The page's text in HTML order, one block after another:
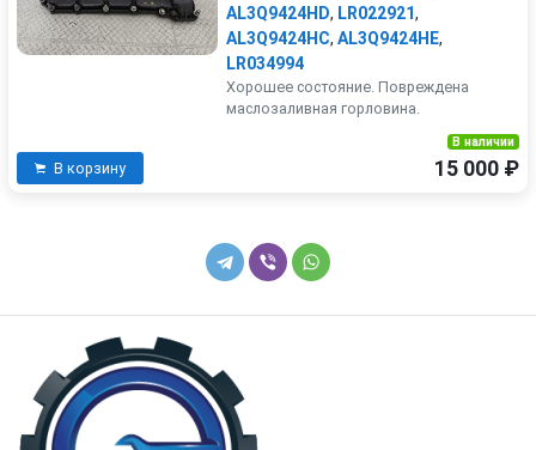
AL3Q9424HD, LR022921,
AL3Q9424HC, AL3Q9424HE,
LR034994
Хорошее состояние. Повреждена
маслозаливная горловина.
В корзину
В наличии
15 000 ₽